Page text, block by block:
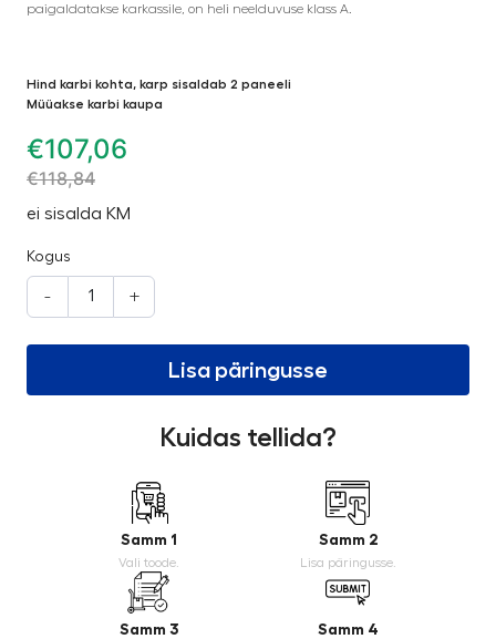
paigaldatakse karkassile, on heli neelduvuse klass A.
Hind karbi kohta, karp sisaldab 2 paneeli
Müüakse karbi kaupa
€107,06
€118,84
ei sisalda KM
Kogus
- +
Lisa päringusse
Kuidas tellida?
Samm 1
Vali toode.
Samm 2
Lisa päringusse.
Samm 3 Samm 4